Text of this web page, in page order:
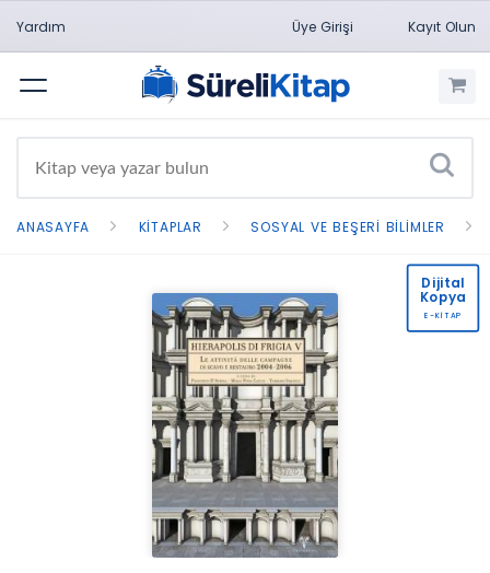
Yardım Üye Girişi Kayıt Olun
Menü
ANASAYFA KITAPLAR SOSYAL VE BEŞERI BILIMLER
Dijital
Kopya
E-KİTAP